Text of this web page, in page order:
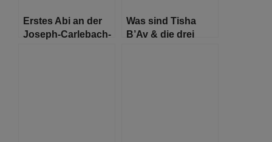
Erstes Abi an der
Joseph-Carlebach-
Was sind Tisha
B’Av & die drei